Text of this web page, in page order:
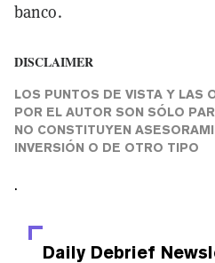
banco.
DISCLAIMER
LOS PUNTOS DE VISTA Y LAS
POR EL AUTOR SON SÓLO
NO CONSTITUYEN
INVERSIÓN O DE OTRO TIPO
.
Daily Debrief